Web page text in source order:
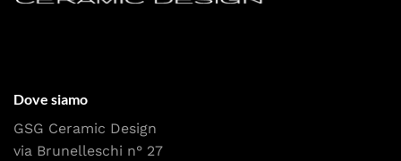
Dove siamo
GSG Ceramic Design
via Brunelleschi n° 27